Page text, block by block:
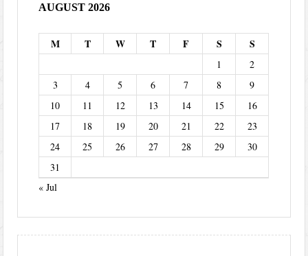
AUGUST 2026
M T W T F S S
1
2
3
4 5 6 7 8
9
10
11 12 13 14 15
16
17
18 19 20 21 22
23
24
25 26 27 28 29
30
31
« Jul